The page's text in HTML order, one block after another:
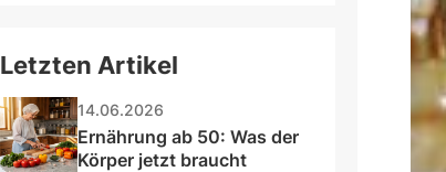
Letzten Artikel
14.06.2026
Ernährung ab 50: Was der
Körper jetzt braucht